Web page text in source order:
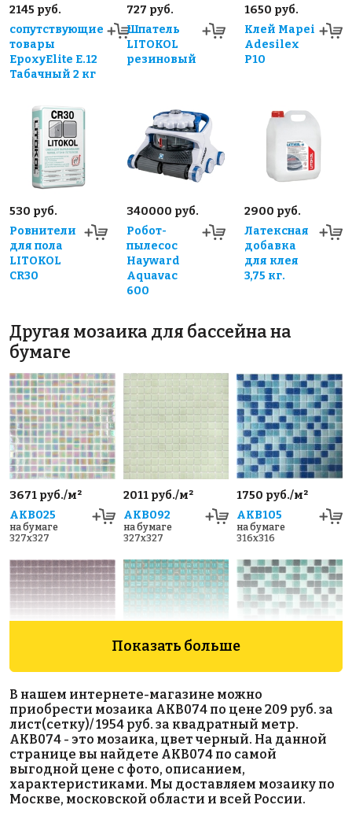
2145 руб.
сопутствующие
товары
EpoxyElite E.12
Табачный 2 кг
727 руб.
Шпатель
LITOKOL
резиновый
1650 руб.
Клей Mapei
Adesilex
P10
530 руб.
Ровнители
для пола
LITOKOL
CR30
340000 руб.
Робот-
пылесос
Hayward
Aquavac
600
2900 руб.
Латексная
добавка
для клея
3,75 кг.
Другая мозаика для бассейна на
бумаге
3671 руб./м²
AKB025
на бумаге
327x327
2011 руб./м²
AKB092
на бумаге
327x327
1750 руб./м²
AKB105
на бумаге
316x316
AKB076
на бумаге
327x327
JNJ 04.S442
на бумаге
318x318
AKB111
на бумаге
316x316
Показать больше
В нашем интернете-магазине можно
приобрести мозаика AKB074 по цене 209 руб. за
лист(сетку)/ 1954 руб. за квадратный метр.
AKB074 - это мозаика, цвет черный. На данной
странице вы найдете AKB074 по самой
выгодной цене с фото, описанием,
характеристиками. Мы доставляем мозаику по
Москве, московской области и всей России.